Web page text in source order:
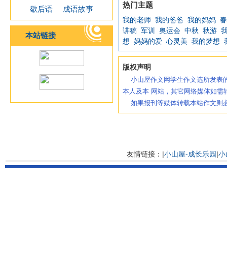
歇后语
成语故事
本站链接
热门主题
我的老师 我的爸爸 我的妈妈
讲稿 军训 奥运会 中秋 秋游
想 妈妈的爱 心灵美 我的梦想
版权声明
小山屋作文网学生作文选所发表
本人及本 网站，其它网络媒体如需
如果报刊等媒体转载本站作文则
友情链接：|小山屋-成长乐园|小